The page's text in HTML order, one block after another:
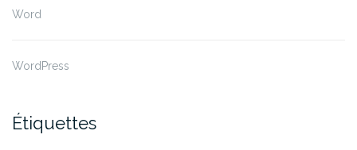
Word
WordPress
Étiquettes